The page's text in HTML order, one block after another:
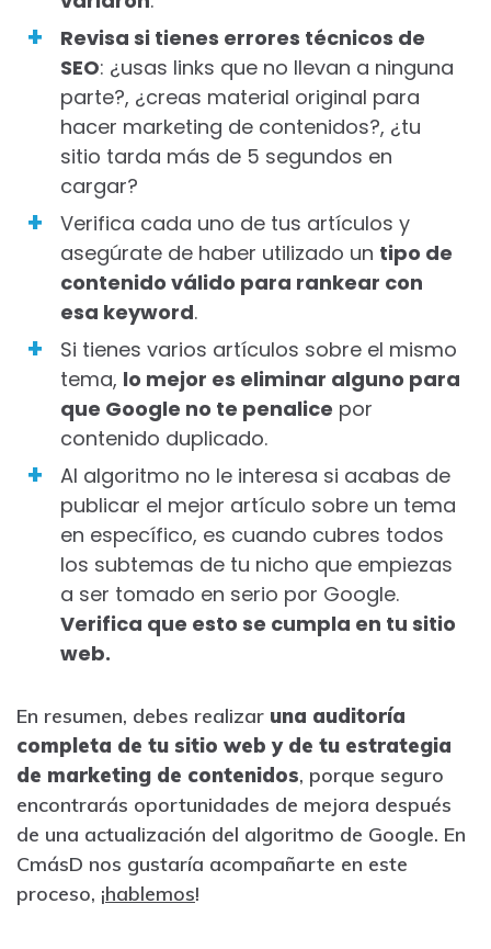
Revisa si tienes errores técnicos de
SEO: ¿usas links que no llevan a ninguna
parte?, ¿creas material original para
hacer marketing de contenidos?, ¿tu
sitio tarda más de 5 segundos en
cargar?
Verifica cada uno de tus artículos y
asegúrate de haber utilizado un tipo de
contenido válido para rankear con
esa keyword.
Si tienes varios artículos sobre el mismo
tema, lo mejor es eliminar alguno para
que Google no te penalice por
contenido duplicado.
Al algoritmo no le interesa si acabas de
publicar el mejor artículo sobre un tema
en específico, es cuando cubres todos
los subtemas de tu nicho que empiezas
a ser tomado en serio por Google.
Verifica que esto se cumpla en tu sitio
web.
En resumen, debes realizar una auditoría
completa de tu sitio web y de tu estrategia
de marketing de contenidos, porque seguro
encontrarás oportunidades de mejora después
de una actualización del algoritmo de Google. En
CmásD nos gustaría acompañarte en este
proceso, ¡hablemos!